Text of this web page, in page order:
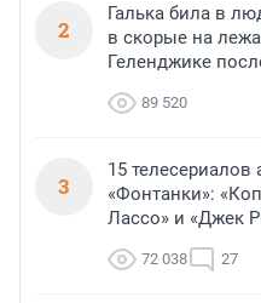
2
Галька била в
в скорые на
Геленджике
89 520
3
15
«Фонтанки»:
Лассо» и «Джек
72 038 27